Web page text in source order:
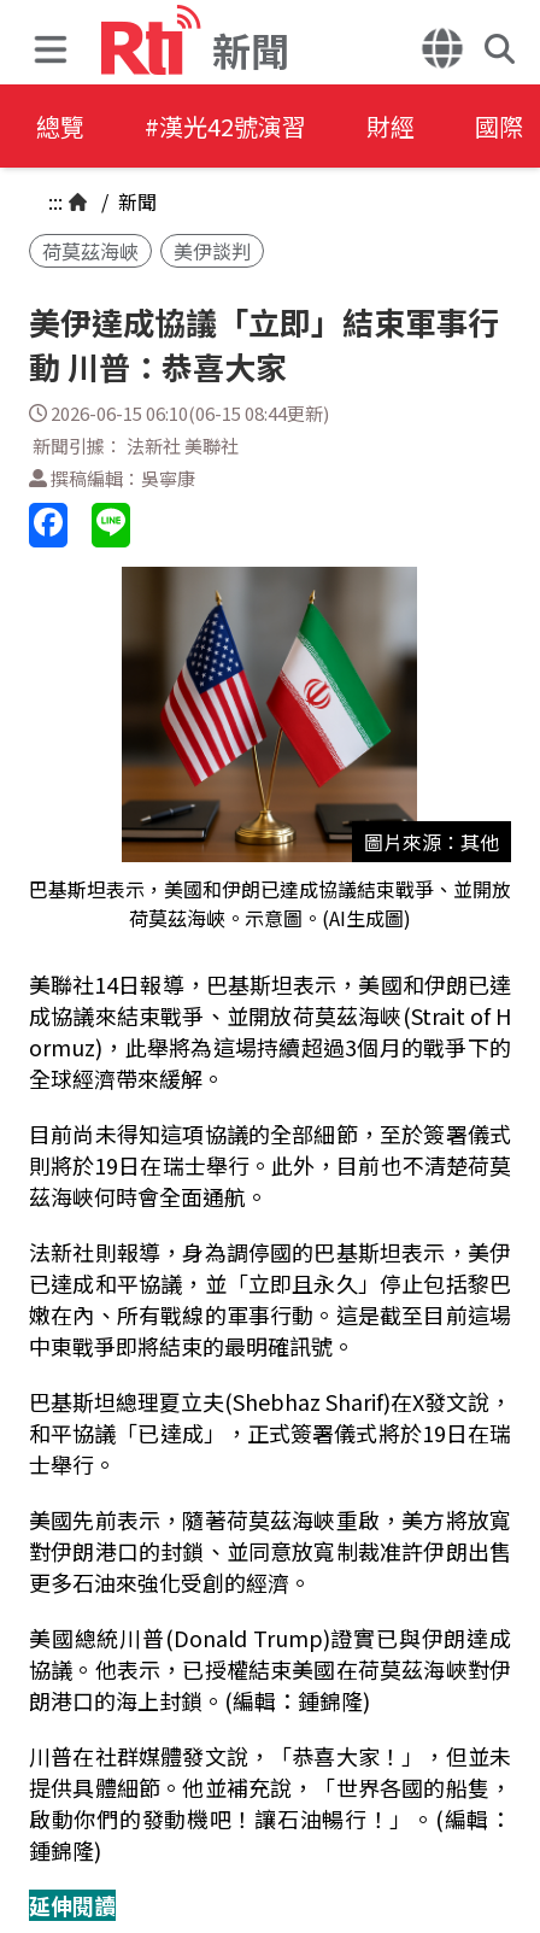
新聞
總覽 #漢光42號演習 財經 國際
::: / 新聞
荷莫茲海峽
美伊談判
美伊達成協議「立即」結束軍事行
動 川普：恭喜大家
2026-06-15 06:10(06-15 08:44更新)
新聞引據： 法新社 美聯社
撰稿編輯：吳寧康
圖片來源：其他
巴基斯坦表示，美國和伊朗已達成協議結束戰爭、並開放
荷莫茲海峽。示意圖。(AI生成圖)
美聯社14日報導，巴基斯坦表示，美國和伊朗已達
成協議來結束戰爭、並開放荷莫茲海峽(Strait of H
ormuz)，此舉將為這場持續超過3個月的戰爭下的
全球經濟帶來緩解。
目前尚未得知這項協議的全部細節，至於簽署儀式
則將於19日在瑞士舉行。此外，目前也不清楚荷莫
茲海峽何時會全面通航。
法新社則報導，身為調停國的巴基斯坦表示，美伊
已達成和平協議，並「立即且永久」停止包括黎巴
嫩在內、所有戰線的軍事行動。這是截至目前這場
中東戰爭即將結束的最明確訊號。
巴基斯坦總理夏立夫(Shebhaz Sharif)在X發文說，
和平協議「已達成」，正式簽署儀式將於19日在瑞
士舉行。
美國先前表示，隨著荷莫茲海峽重啟，美方將放寬
對伊朗港口的封鎖、並同意放寬制裁准許伊朗出售
更多石油來強化受創的經濟。
美國總統川普(Donald Trump)證實已與伊朗達成
協議。他表示，已授權結束美國在荷莫茲海峽對伊
朗港口的海上封鎖。(編輯：鍾錦隆)
川普在社群媒體發文說，「恭喜大家！」，但並未
提供具體細節。他並補充說，「世界各國的船隻，
啟動你們的發動機吧！讓石油暢行！」。(編輯：
鍾錦隆)
延伸閱讀